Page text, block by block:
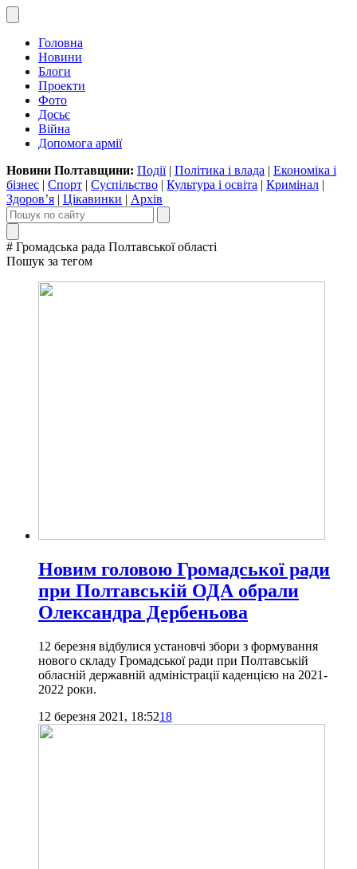
Головна
Новини
Блоги
Проекти
Фото
Досьє
Війна
Допомога армії
Новини Полтавщини: Події| Політика і влада | Економіка і
бізнес | Спорт | Суспільство | Культура і освіта | Кримінал |
Здоров’я | Цікавинки | Архів
# Громадська рада Полтавської області
Пошук за тегом
Новим головою Громадської ради
при Полтавській ОДА обрали
Олександра Дербеньова
12 березня відбулися установчі збори з формування
нового складу Громадської ради при Полтавській
обласній державній адміністрації каденцією на 2021-
2022 роки.
12 березня 2021, 18:5218